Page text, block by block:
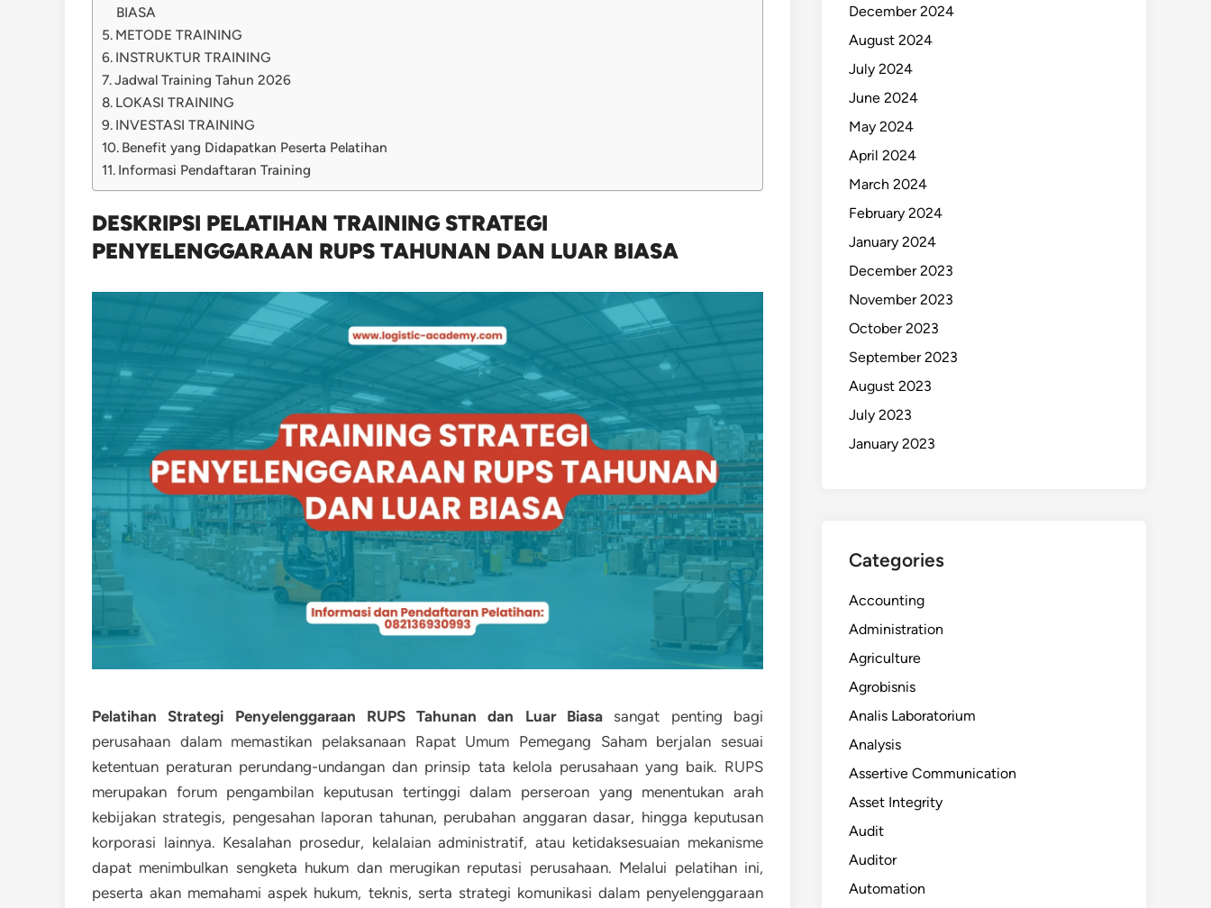
BIASA
METODE TRAINING
INSTRUKTUR TRAINING
Jadwal Training Tahun 2026
LOKASI TRAINING
INVESTASI TRAINING
Benefit yang Didapatkan Peserta Pelatihan
Informasi Pendaftaran Training
DESKRIPSI PELATIHAN TRAINING STRATEGI
PENYELENGGARAAN RUPS TAHUNAN DAN LUAR BIASA
Pelatihan Strategi Penyelenggaraan RUPS Tahunan dan Luar Biasa sangat penting bagi
perusahaan dalam memastikan pelaksanaan Rapat Umum Pemegang Saham berjalan sesuai
ketentuan peraturan perundang-undangan dan prinsip tata kelola perusahaan yang baik. RUPS
merupakan forum pengambilan keputusan tertinggi dalam perseroan yang menentukan arah
kebijakan strategis, pengesahan laporan tahunan, perubahan anggaran dasar, hingga keputusan
korporasi lainnya. Kesalahan prosedur, kelalaian administratif, atau ketidaksesuaian mekanisme
dapat menimbulkan sengketa hukum dan merugikan reputasi perusahaan. Melalui pelatihan ini,
peserta akan memahami aspek hukum, teknis, serta strategi komunikasi dalam penyelenggaraan
December 2024
August 2024
July 2024
June 2024
May 2024
April 2024
March 2024
February 2024
January 2024
December 2023
November 2023
October 2023
September 2023
August 2023
July 2023
January 2023
Categories
Accounting
Administration
Agriculture
Agrobisnis
Analis Laboratorium
Analysis
Assertive Communication
Asset Integrity
Audit
Auditor
Automation